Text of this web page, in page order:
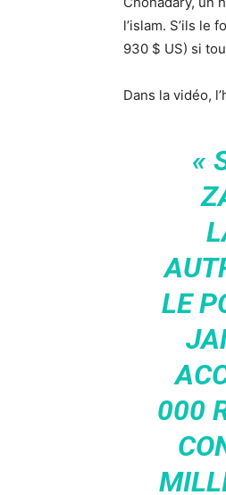
l’islam. S’ils le
930 $ US) si
Dans la vidéo,
«
LE
000